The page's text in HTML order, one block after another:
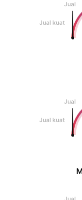
Jual
Jual kuat
Jual
Jual kuat